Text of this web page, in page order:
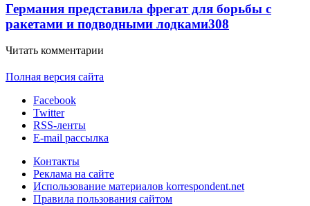
Германия представила фрегат для борьбы с
ракетами и подводными лодками308
Читать комментарии
Полная версия сайта
Facebook
Twitter
RSS-ленты
E-mail рассылка
Контакты
Реклама на сайте
Использование материалов korrespondent.net
Правила пользования сайтом